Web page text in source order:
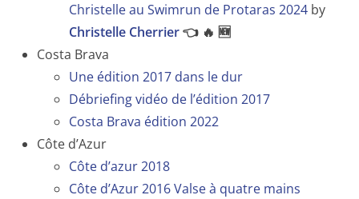
Christelle au Swimrun de Protaras 2024 by
Christelle Cherrier👈 🔥 🆕
Costa Brava
Une édition 2017 dans le dur
Débriefing vidéo de l’édition 2017
Costa Brava édition 2022
Côte d’Azur
Côte d’azur 2018
Côte d’Azur 2016 Valse à quatre mains